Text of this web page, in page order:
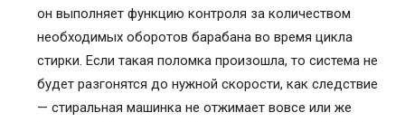
он выполняет функцию контроля за количеством
необходимых оборотов барабана во время цикла
стирки. Если такая поломка произошла, то система не
будет разгонятся до нужной скорости, как следствие
— стиральная машинка не отжимает вовсе или же